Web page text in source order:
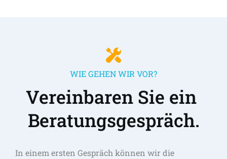
WIE GEHEN WIR VOR?
Vereinbaren Sie ein
Beratungsgespräch.
In einem ersten Gespräch können wir die